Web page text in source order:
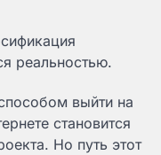
реальностью.
выйти на
становится
Но путь этот